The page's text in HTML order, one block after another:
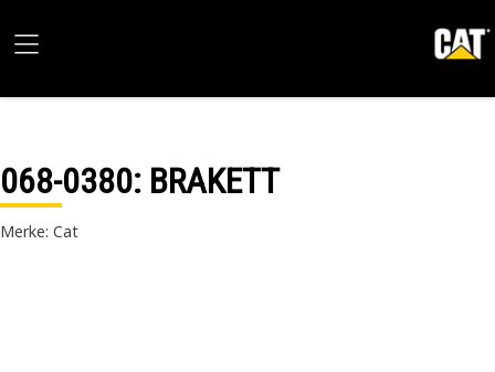
068-0380: BRAKETT
Merke: Cat